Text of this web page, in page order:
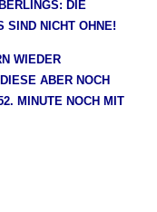
DIE
SIND NICHT OHNE!
WIEDER
ABER NOCH
MINUTE NOCH MIT